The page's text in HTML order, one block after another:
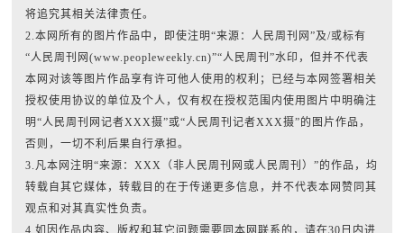
将追究其相关法律责任。
2.本网所有的图片作品中，即使注明“来源：人民周刊网”及/或标有
“人民周刊网(www.peopleweekly.cn)”“人民周刊”水印，但并不代表
本网对该等图片作品享有许可他人使用的权利；已经与本网签署相关
授权使用协议的单位及个人，仅有权在授权范围内使用图片中明确注
明“人民周刊网记者XXX摄”或“人民周刊记者XXX摄”的图片作品，
否则，一切不利后果自行承担。
3.凡本网注明“来源：XXX（非人民周刊网或人民周刊）”的作品，均
转载自其它媒体，转载目的在于传递更多信息，并不代表本网赞同其
观点和对其真实性负责。
4.如因作品内容、版权和其它问题需要同本网联系的，请在30日内进